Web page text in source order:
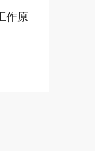
作原